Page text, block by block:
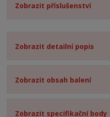
Zobrazit příslušenství
Zobrazit detailní popis
Zobrazit obsah balení
Zobrazit specifikační body